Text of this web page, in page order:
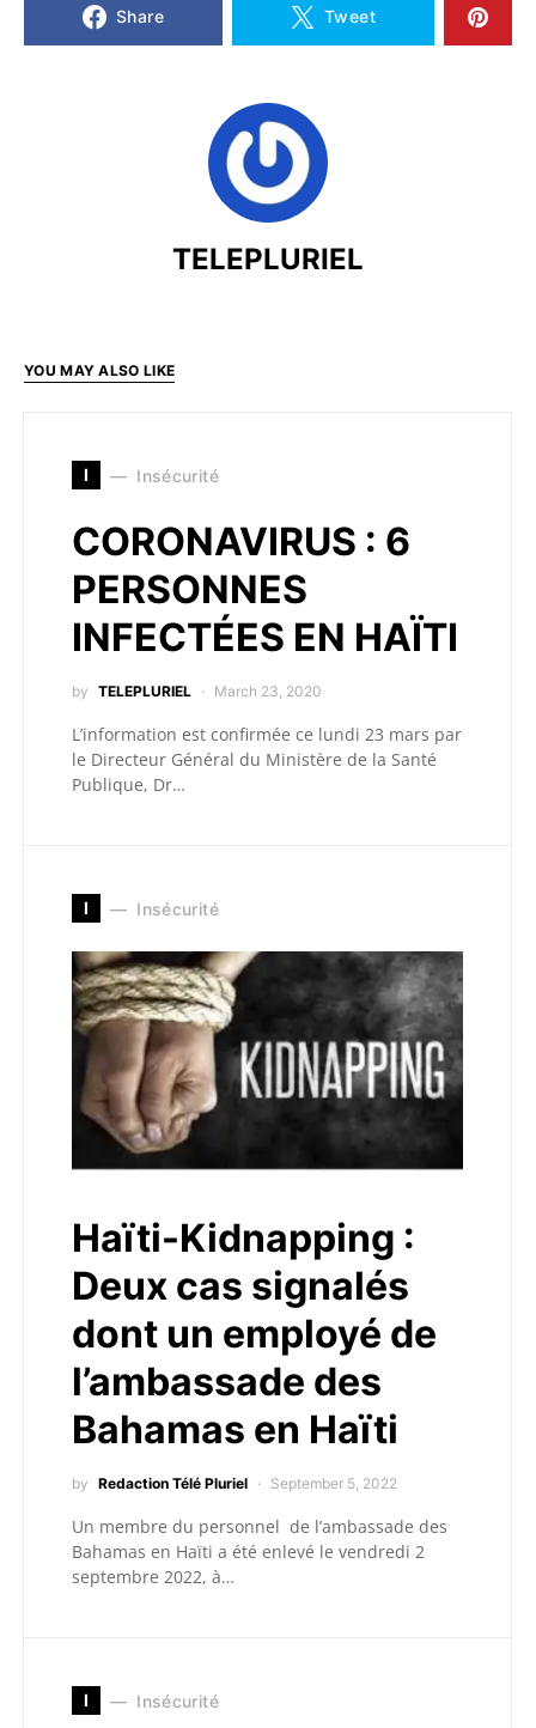
Share Tweet
TELEPLURIEL
YOU MAY ALSO LIKE
I Insécurité
CORONAVIRUS : 6
PERSONNES
INFECTÉES EN HAÏTI
by TELEPLURIEL March 23, 2020
L’information est confirmée ce lundi 23 mars par
le Directeur Général du Ministère de la Santé
Publique, Dr…
I Insécurité
Haïti-Kidnapping :
Deux cas signalés
dont un employé de
l’ambassade des
Bahamas en Haïti
by Redaction Télé Pluriel September 5, 2022
Un membre du personnel de l’ambassade des
Bahamas en Haïti a été enlevé le vendredi 2
septembre 2022, à…
I Insécurité